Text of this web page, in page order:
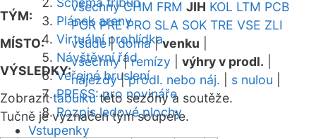
Plánek areny
Virtuální prohlídka
Návštěvní řád
Veřejné bruslení
PRESS: pro novináře
Rozpis ledové plochy
Vstupenky
TÝM:
všechny CHM FRM JIH KOL LTM PCB
POR PRE PRO SLA SOK TRE VSE ZLI
MÍSTO:
všude|doma|venku
VÝSLEDKY:
všechny|remízy výhry v prodl.
nájezdy|prodl. nebo náj. s nulou
Zobrazittabulkutéto sezóny a soutěže.
Tučně je vyznačen tým soupeře.